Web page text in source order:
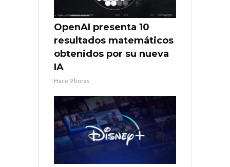
OpenAI presenta 10
resultados matemáticos
obtenidos por su nueva
IA
Hace 9 horas